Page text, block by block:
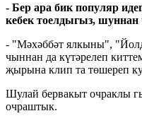
- Бер ара бик популяр
кебек тоелдыгыз,
- "Мәхәббәт ялкыны",
чыннан да күтәрелеп
җырына клип та төшереп
Шулай бервакыт очраклы
очраштык.